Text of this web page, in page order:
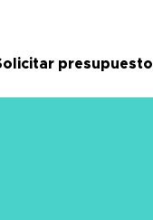
presupuesto